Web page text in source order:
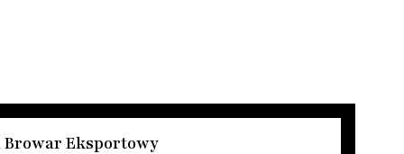
Browar Eksportowy